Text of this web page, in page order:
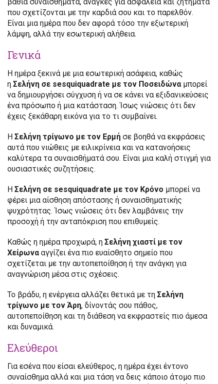
που σχετίζονται με την καρδιά σου και το παρελθόν.
Είναι μια ημέρα που δεν αφορά τόσο την εξωτερική
λάμψη, αλλά την εσωτερική αλήθεια.
Γενικά
Η ημέρα ξεκινά με μια εσωτερική ασάφεια, καθώς
η Σελήνη σε sesquiquadrate με τον Ποσειδώναμπορεί
να δημιουργήσει σύγχυση ή να σε κάνει να εξιδανικεύσεις
ένα πρόσωπο ή μια κατάσταση. Ίσως νιώσεις ότι δεν
έχεις ξεκάθαρη εικόνα για το τι συμβαίνει.
Η Σελήνη τρίγωνο με τον Ερμή σε βοηθά να εκφράσεις
αυτά που νιώθεις με ειλικρίνεια και να κατανοήσεις
καλύτερα τα συναισθήματά σου. Είναι μια καλή στιγμή για
ουσιαστικές συζητήσεις.
Η Σελήνη σε sesquiquadrate με τον Κρόνο μπορεί να
φέρει μια αίσθηση απόστασης ή συναισθηματικής
ψυχρότητας. Ίσως νιώσεις ότι δεν λαμβάνεις την
προσοχή ή την ανταπόκριση που επιθυμείς.
Καθώς η ημέρα προχωρά, η Σελήνη χιαστί με τον
Χείρωνααγγίζει ένα πιο ευαίσθητο σημείο που
σχετίζεται με την αυτοπεποίθηση ή την ανάγκη για
αναγνώριση μέσα στις σχέσεις.
Το βράδυ, η ενέργεια αλλάζει θετικά με τη Σελήνη
τρίγωνο με τον Άρη, δίνοντάς σου πάθος,
αυτοπεποίθηση και τη διάθεση να εκφραστείς πιο άμεσα
και δυναμικά.
Ελεύθεροι
Για εσένα που είσαι ελεύθερος, η ημέρα έχει έντονο
συναίσθημα αλλά και μια τάση να δεις κάποιο άτομο πιο